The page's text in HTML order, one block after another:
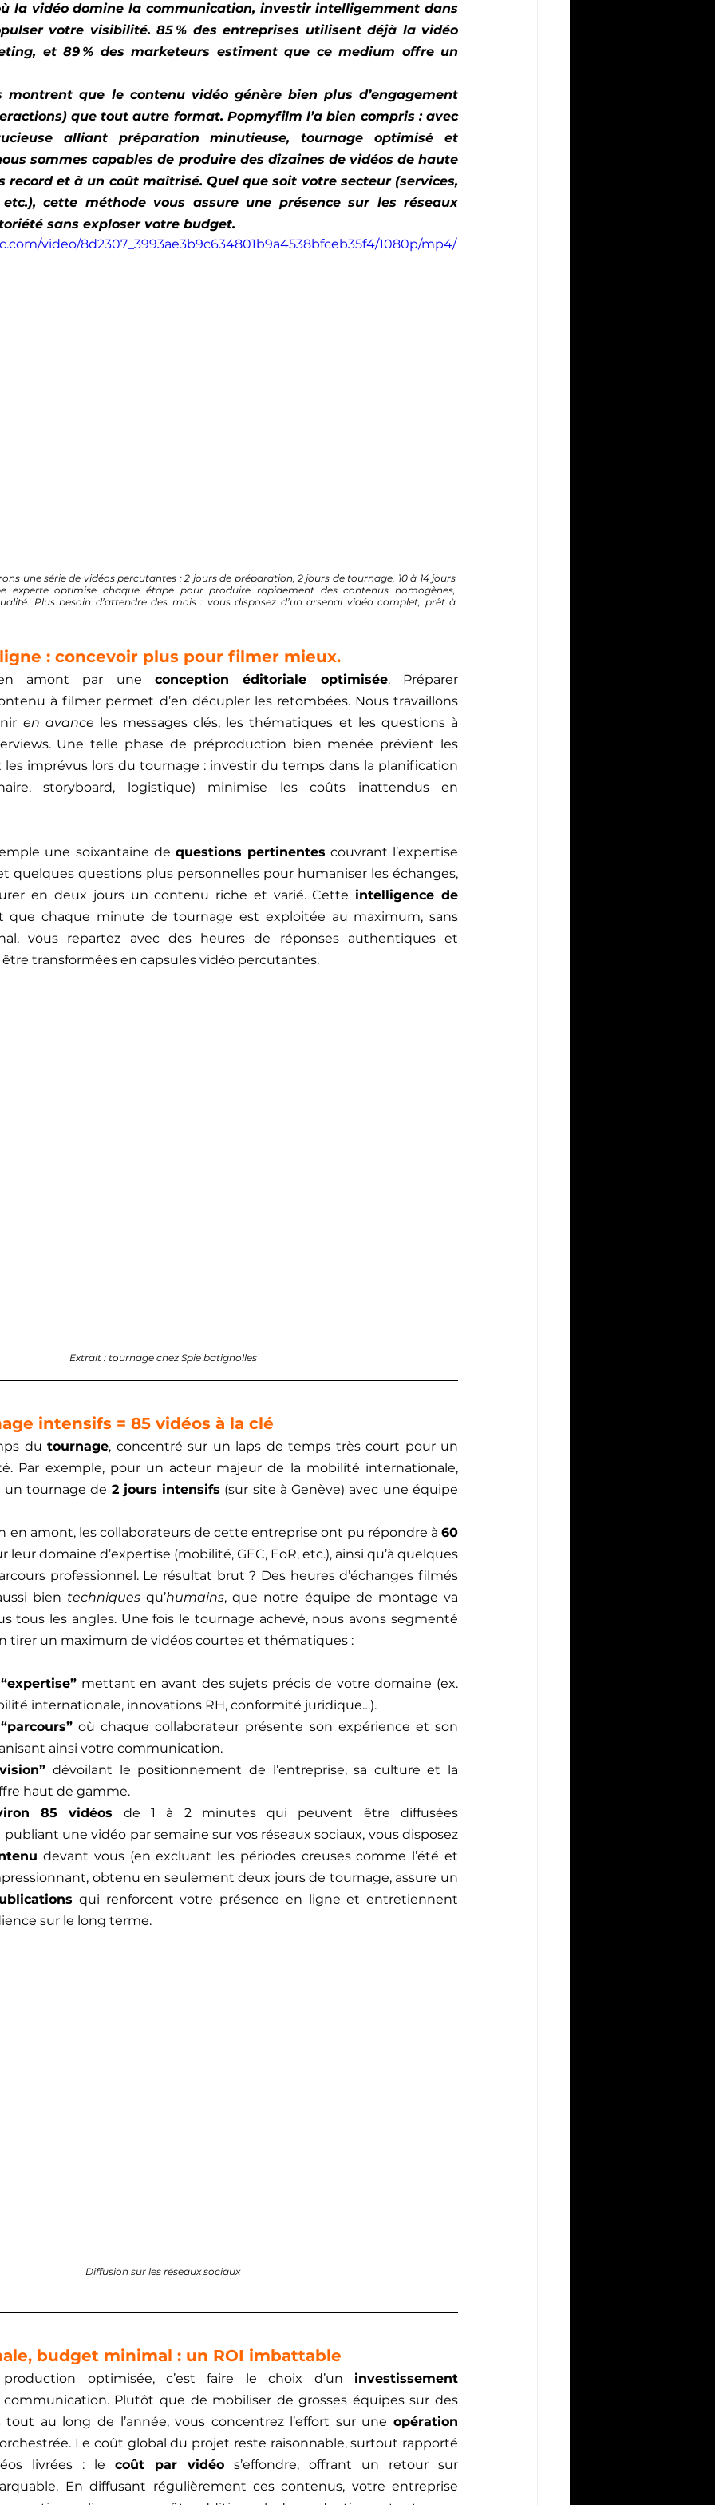
la vidéo domine la communication, investir intelligemment dans
votre visibilité. 85 % des entreprises utilisent déjà la vidéo
et 89 % des marketeurs estiment que ce medium offre un
montrent que le contenu vidéo génère bien plus d’engagement
que tout autre format. Popmyfilm l’a bien compris : avec
alliant préparation minutieuse, tournage optimisé et
sommes capables de produire des dizaines de vidéos de haute
record et à un coût maîtrisé. Quel que soit votre secteur (services,
cette méthode vous assure une présence sur les réseaux
sans exploser votre budget.
video/8d2307_3993ae3b9c634801b9a4538bfceb35f4/1080p/mp4/
une série de vidéos percutantes : 2 jours de préparation, 2 jours de tournage, 10 à 14 jours
experte optimise chaque étape pour produire rapidement des contenus homogènes,
Plus besoin d’attendre des mois : vous disposez d’un arsenal vidéo complet, prêt à
: concevoir plus pour filmer mieux.
amont par une conception éditoriale optimisée. Préparer
à filmer permet d’en décupler les retombées. Nous travaillons
en avance les messages clés, les thématiques et les questions à
Une telle phase de préproduction bien menée prévient les
imprévus lors du tournage : investir du temps dans la planification
storyboard, logistique) minimise les coûts inattendus en
une soixantaine de questions pertinentes couvrant l’expertise
quelques questions plus personnelles pour humaniser les échanges,
en deux jours un contenu riche et varié. Cette intelligence de
que chaque minute de tournage est exploitée au maximum, sans
vous repartez avec des heures de réponses authentiques et
transformées en capsules vidéo percutantes.
Extrait : tournage chez Spie batignolles
intensifs = 85 vidéos à la clé
du tournage, concentré sur un laps de temps très court pour un
Par exemple, pour un acteur majeur de la mobilité internationale,
un tournage de 2 jours intensifs (sur site à Genève) avec une équipe
en amont, les collaborateurs de cette entreprise ont pu répondre à 60
leur domaine d’expertise (mobilité, GEC, EoR, etc.), ainsi qu’à quelques
professionnel. Le résultat brut ? Des heures d’échanges filmés
bien techniques qu’humains, que notre équipe de montage va
tous les angles. Une fois le tournage achevé, nous avons segmenté
tirer un maximum de vidéos courtes et thématiques :
mettant en avant des sujets précis de votre domaine (ex.
internationale, innovations RH, conformité juridique…).
où chaque collaborateur présente son expérience et son
ainsi votre communication.
dévoilant le positionnement de l’entreprise, sa culture et la
haut de gamme.
85 vidéos de 1 à 2 minutes qui peuvent être diffusées
une vidéo par semaine sur vos réseaux sociaux, vous disposez
devant vous (en excluant les périodes creuses comme l’été et
qui renforcent votre présence en ligne et entretiennent
sur le long terme.
Diffusion sur les réseaux sociaux
budget minimal : un ROI imbattable
optimisée, c’est faire le choix d’un investissement
Plutôt que de mobiliser de grosses équipes sur des
au long de l’année, vous concentrez l’effort sur une opération
Le coût global du projet reste raisonnable, surtout rapporté
livrées : le coût par vidéo s’effondre, offrant un retour sur
En diffusant régulièrement ces contenus, votre entreprise